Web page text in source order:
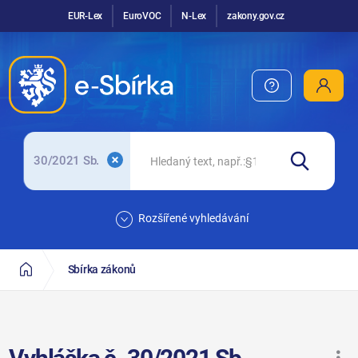
EUR-Lex EuroVOC N-Lex zakony.gov.cz
30/2021 Sb.
Rozšířené vyhledávání
Sbírka zákonů